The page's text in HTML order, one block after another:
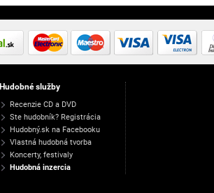
Hudobné služby
Recenzie CD a DVD
Ste hudobník? Registrácia
Hudobný.sk na Facebooku
Vlastná hudobná tvorba
Koncerty, festivaly
Hudobná inzercia